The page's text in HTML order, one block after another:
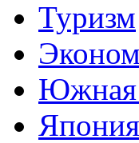
Туризм
Южная
Япония